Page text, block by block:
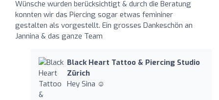
Wünsche wurden berücksichtigt & durch die Beratung
konnten wir das Piercing sogar etwas femininer
gestalten als vorgestellt. Ein grosses Dankeschön an
Jannina & das ganze Team
Black Heart Tattoo & Piercing Studio
Zürich
Hey Sina ☺️